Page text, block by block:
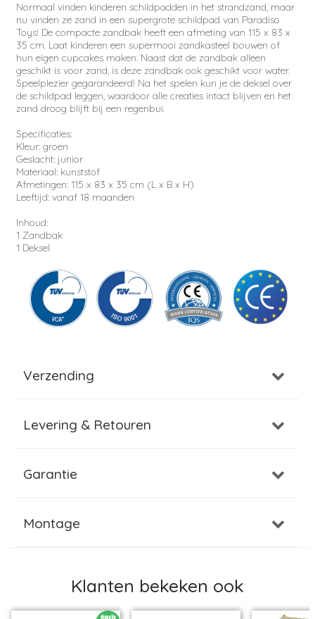
Normaal vinden kinderen schildpadden in het strandzand, maar
nu vinden ze zand in een supergrote schildpad van Paradiso
Toys! De compacte zandbak heeft een afmeting van 115 x 83 x
35 cm. Laat kinderen een supermooi zandkasteel bouwen of
hun eigen cupcakes maken. Naast dat de zandbak alleen
geschikt is voor zand, is deze zandbak ook geschikt voor water.
Speelplezier gegarandeerd! Na het spelen kun je de deksel over
de schildpad leggen, waardoor alle creaties intact blijven en het
zand droog blijft bij een regenbui.
Specificaties:
Kleur: groen
Geslacht: junior
Materiaal: kunststof
Afmetingen: 115 x 83 x 35 cm (L x B x H)
Leeftijd: vanaf 18 maanden
Inhoud:
1 Zandbak
1 Deksel
Verzending
Levering & Retouren
Garantie
Montage
Klanten bekeken ook